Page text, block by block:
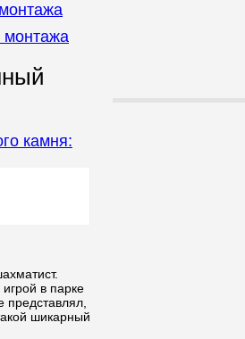
монтажа
камня:
в парке
шикарный